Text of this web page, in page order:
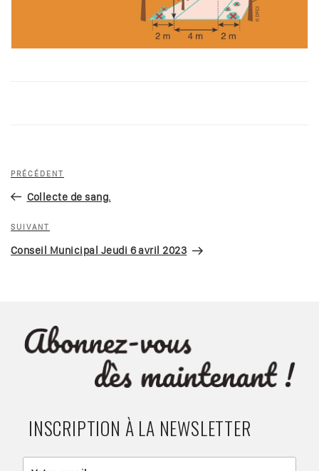
Navigation
l’article
Article
précédent
PRÉCÉDENT
Collecte de sang.
Article
suivant
SUIVANT
Conseil Municipal Jeudi 6 avril 2023
INSCRIPTION À LA NEWSLETTER